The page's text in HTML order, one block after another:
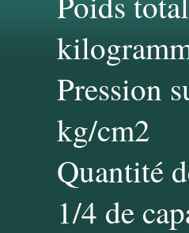
Pression
kg/cm2
Quantité
1/4 de